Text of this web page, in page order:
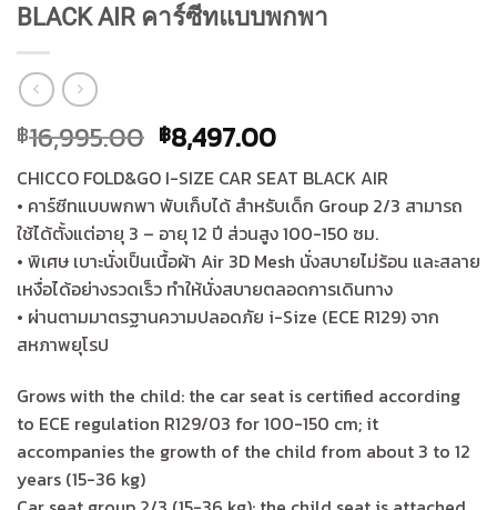
BLACK AIR คาร์ซีทแบบพกพา
฿16,995.00 Original
price
was:
฿16,995.00.
฿8,497.00Current
price
is:
฿8,497.00.
CHICCO FOLD&GO I-SIZE CAR SEAT BLACK AIR
• คาร์ซีทแบบพกพา พับเก็บได้ สำหรับเด็ก Group 2/3 สามารถ
ใช้ได้ตั้งแต่อายุ 3 – อายุ 12 ปี ส่วนสูง 100-150 ซม.
• พิเศษ เบาะนั่งเป็นเนื้อผ้า Air 3D Mesh นั่งสบายไม่ร้อน และสลาย
เหงื่อได้อย่างรวดเร็ว ทำให้นั่งสบายตลอดการเดินทาง
• ผ่านตามมาตรฐานความปลอดภัย i-Size (ECE R129) จาก
สหภาพยุโรป
Grows with the child: the car seat is certified according
to ECE regulation R129/03 for 100-150 cm; it
accompanies the growth of the child from about 3 to 12
years (15-36 kg)